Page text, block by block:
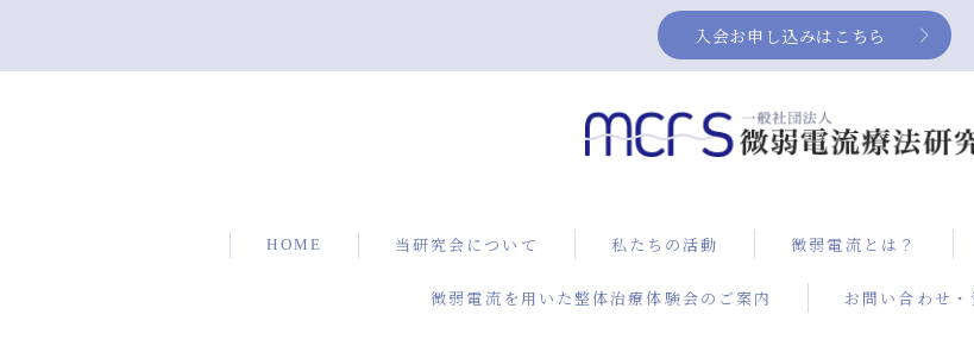
入会お申し込みはこちら
HOME 当研究会について 私たちの活動 微弱電流とは？
微弱電流を用いた整体治療体験会のご案内 お問い合わせ・